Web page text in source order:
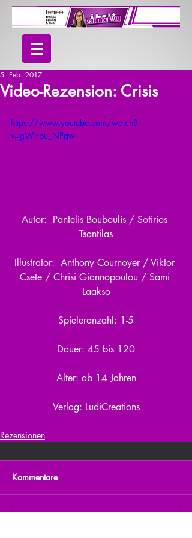
Video-Rezension: Crisis
5. Feb. 2017
https://www.youtube.com/watch?
v=gWJrpu_NPqw
Autor:  Pantelis Bouboulis / Sotirios
Tsantilas
Illustrator:  Anthony Cournoyer / Viktor
Csete / Chrisi Giannopoulou / Sami
Laakso
Spieleranzahl: 1-5
Dauer: 45 bis 120
Alter: ab 14 Jahren
Verlag: LudiCreations
Rezensionen
Kommentare